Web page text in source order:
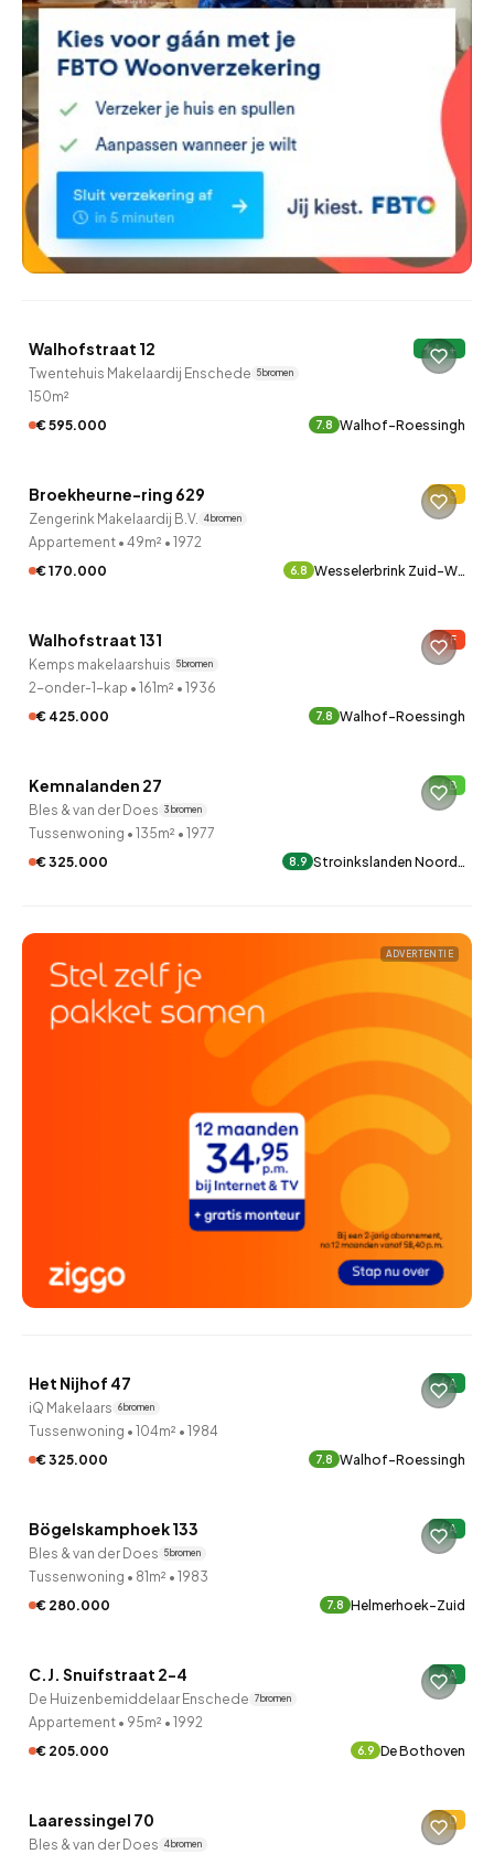
12 uur geleden ontdekt
Walhofstraat 12 A++
Twentehuis Makelaardij Enschede 5 bronnen
150m²
€ 595.000
7.8 Walhof-Roessingh
Verkocht onder voorbehoud
Broekheurne-ring 629 C
Zengerink Makelaardij B.V. 4 bronnen
Appartement • 49m² • 1972
€ 170.000
6.8 Wesselerbrink Zuid-W…
12 uur geleden ontdekt
Walhofstraat 131 F
Kemps makelaarshuis 5 bronnen
2-onder-1-kap • 161m² • 1936
€ 425.000
7.8 Walhof-Roessingh
12 uur geleden ontdekt
Kemnalanden 27 B
Bles & van der Does 3 bronnen
Tussenwoning • 135m² • 1977
€ 325.000
8.9 Stroinkslanden Noord…
ADVERTENTIE
12 uur geleden ontdekt
Het Nijhof 47 A
iQ Makelaars 6 bronnen
Tussenwoning • 104m² • 1984
€ 325.000
7.8 Walhof-Roessingh
12 uur geleden ontdekt
Bögelskamphoek 133 A
Bles & van der Does 5 bronnen
Tussenwoning • 81m² • 1983
€ 280.000
7.8 Helmerhoek-Zuid
12 uur geleden ontdekt
C.J. Snuifstraat 2-4 A
De Huizenbemiddelaar Enschede 7 bronnen
Appartement • 95m² • 1992
€ 205.000
6.9 De Bothoven
Verkocht onder voorbehoud
Laaressingel 70 D
Bles & van der Does 4 bronnen